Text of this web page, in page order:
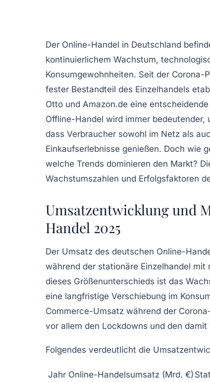
Der Online-Handel in Deutschland
kontinuierlichem Wachstum,
Konsumgewohnheiten. Seit der
fester Bestandteil des Einzelhandels
Otto und Amazon.de eine
Offline-Handel wird immer
dass Verbraucher sowohl im Netz als
Einkaufserlebnisse genießen. Doch wie
welche Trends dominieren den Markt?
Wachstumszahlen und Erfolgsfaktoren
Umsatzentwicklung und
Handel 2025
Der Umsatz des deutschen Online-
während der stationäre Einzelhandel
dieses Größenunterschieds ist das
eine langfristige Verschiebung im
Commerce-Umsatz während der
vor allem den Lockdowns und den
Folgendes verdeutlicht die
Jahr Online-Handelsumsatz (Mrd. €)